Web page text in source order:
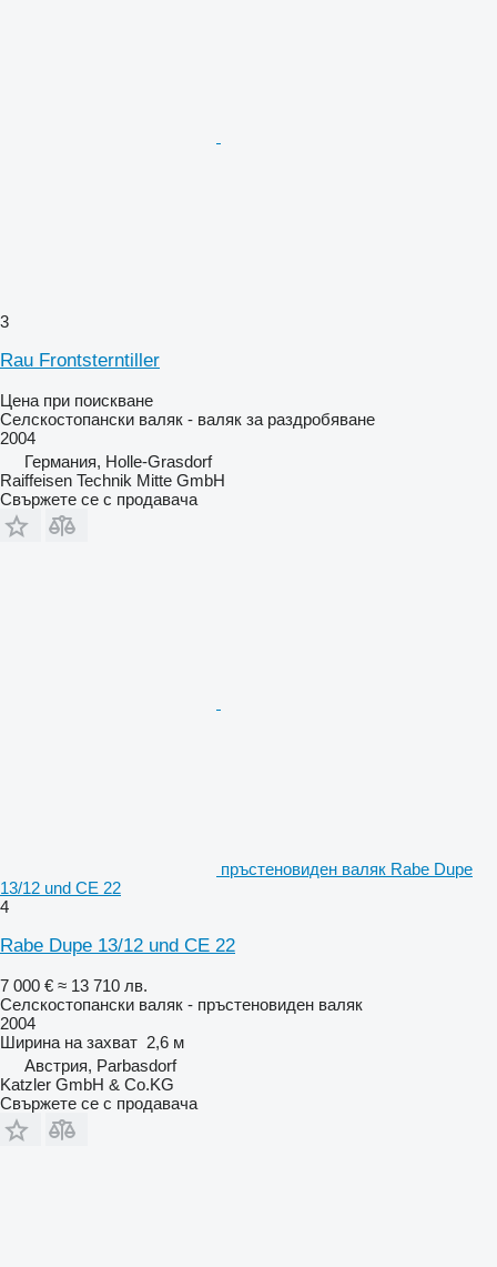
3
Rau Frontsterntiller
Цена при поискване
Селскостопански валяк - валяк за раздробяване
2004
Германия, Holle-Grasdorf
Raiffeisen Technik Mitte GmbH
Свържете се с продавача
пръстеновиден валяк Rabe Dupe
13/12 und CE 22
4
Rabe Dupe 13/12 und CE 22
7 000 € ≈ 13 710 лв.
Селскостопански валяк - пръстеновиден валяк
2004
Ширина на захват 2,6 м
Австрия, Parbasdorf
Katzler GmbH & Co.KG
Свържете се с продавача